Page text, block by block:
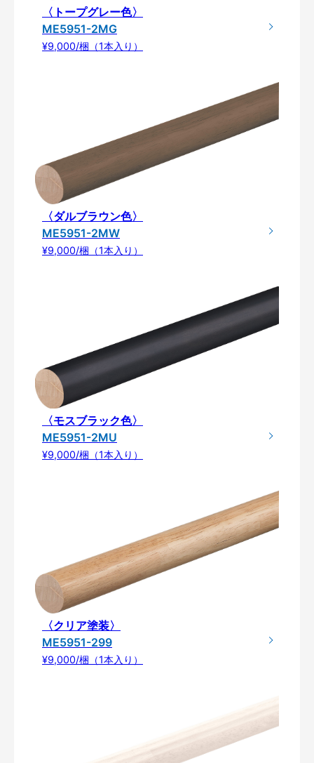
〈トープグレー色〉
ME5951-2MG
¥9,000/梱（1本入り）
〈ダルブラウン色〉
ME5951-2MW
¥9,000/梱（1本入り）
〈モスブラック色〉
ME5951-2MU
¥9,000/梱（1本入り）
〈クリア塗装〉
ME5951-299
¥9,000/梱（1本入り）